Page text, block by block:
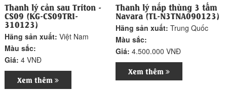
Thanh lý cản sau Triton -
CS09 (KG-CS09TRI-
310123)
Hãng sản xuất:Việt Nam
Màu sắc:
Giá:4 VNĐ
Xem thêm
Thanh lý nắp thùng 3 tấm
Navara (TL-N3TNA090123)
Hãng sản xuất:Trung Quốc
Màu sắc:
Giá:4.500.000 VNĐ
Xem thêm